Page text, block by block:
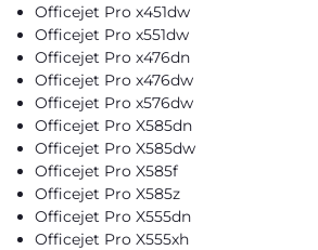
Officejet Pro x451dw
Officejet Pro x551dw
Officejet Pro x476dn
Officejet Pro x476dw
Officejet Pro x576dw
Officejet Pro X585dn
Officejet Pro X585dw
Officejet Pro X585f
Officejet Pro X585z
Officejet Pro X555dn
Officejet Pro X555xh